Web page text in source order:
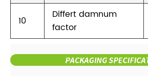
10
Differt damnum
factor